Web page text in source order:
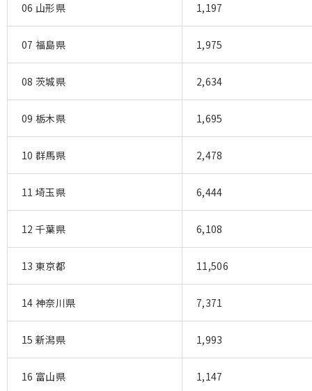
06 山形県 1,197
07 福島県 1,975
08 茨城県 2,634
09 栃木県 1,695
10 群馬県 2,478
11 埼玉県 6,444
12 千葉県 6,108
13 東京都 11,506
14 神奈川県 7,371
15 新潟県 1,993
16 富山県 1,147